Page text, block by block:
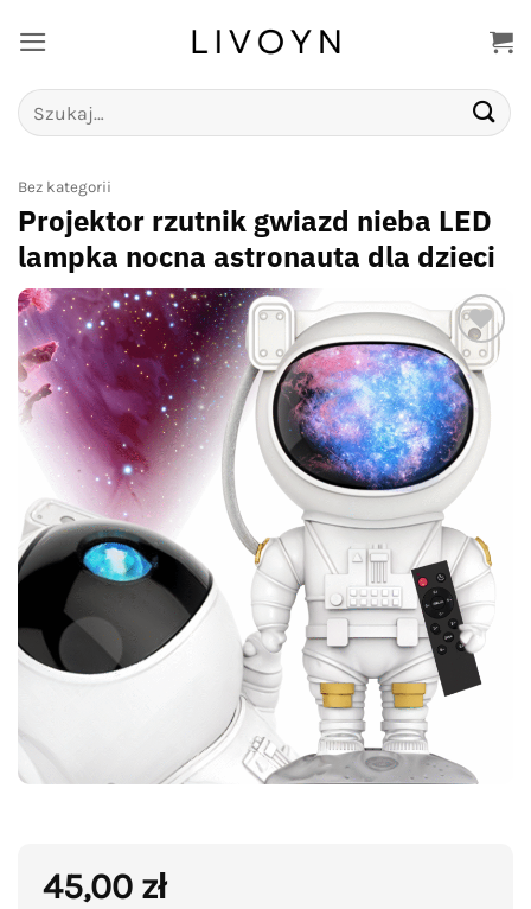
do
Szukaj:
Bez kategorii
Projektor rzutnik gwiazd nieba LED
lampka nocna astronauta dla dzieci
Add to
wishlist
45,00 zł